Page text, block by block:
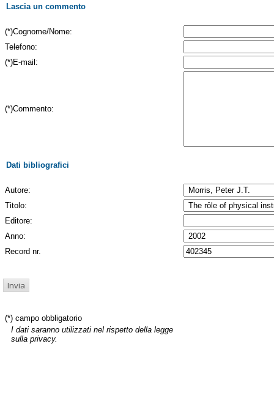
Lascia un commento
(*)Cognome/Nome:
Telefono:
(*)E-mail:
(*)Commento:
Dati bibliografici
Autore:
Titolo:
Editore:
Anno:
Record nr.
(*) campo obbligatorio
I dati saranno utilizzati nel rispetto della legge
sulla privacy.